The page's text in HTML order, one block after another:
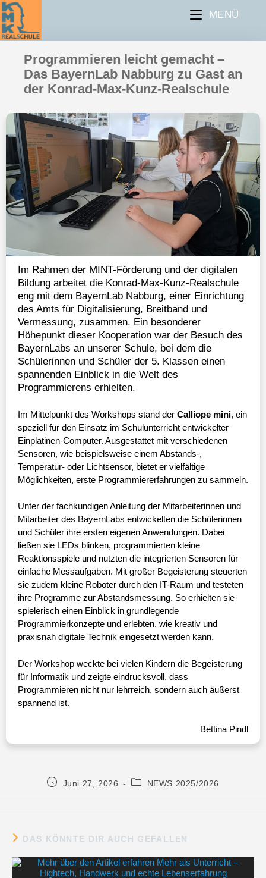
MENÜ
Programmieren leicht gemacht –
Das BayernLab Nabburg zu Gast an
der Konrad-Max-Kunz-Realschule
Im Rahmen der MINT-Förderung und der digitalen
Bildung arbeitet die Konrad-Max-Kunz-Realschule
eng mit dem BayernLab Nabburg, einer Einrichtung
des Amts für Digitalisierung, Breitband und
Vermessung, zusammen. Ein besonderer
Höhepunkt dieser Kooperation war der Besuch des
BayernLabs an unserer Schule, bei dem die
Schülerinnen und Schüler der 5. Klassen einen
spannenden Einblick in die Welt des
Programmierens erhielten.
Im Mittelpunkt des Workshops stand der Calliope mini, ein
speziell für den Einsatz im Schulunterricht entwickelter
Einplatinen-Computer. Ausgestattet mit verschiedenen
Sensoren, wie beispielsweise einem Abstands-,
Temperatur- oder Lichtsensor, bietet er vielfältige
Möglichkeiten, erste Programmiererfahrungen zu sammeln.
Unter der fachkundigen Anleitung der Mitarbeiterinnen und
Mitarbeiter des BayernLabs entwickelten die Schülerinnen
und Schüler ihre ersten eigenen Anwendungen. Dabei
ließen sie LEDs blinken, programmierten kleine
Reaktionsspiele und nutzten die integrierten Sensoren für
einfache Messaufgaben. Mit großer Begeisterung steuerten
sie zudem kleine Roboter durch den IT-Raum und testeten
ihre Programme zur Abstandsmessung. So erhielten sie
spielerisch einen Einblick in grundlegende
Programmierkonzepte und erlebten, wie kreativ und
praxisnah digitale Technik eingesetzt werden kann.
Der Workshop weckte bei vielen Kindern die Begeisterung
für Informatik und zeigte eindrucksvoll, dass
Programmieren nicht nur lehrreich, sondern auch äußerst
spannend ist.
Bettina Pindl
Juni 27, 2026 NEWS 2025/2026
DAS KÖNNTE DIR AUCH GEFALLEN